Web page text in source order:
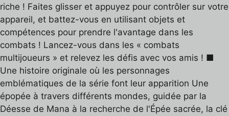
riche ! Faites glisser et appuyez pour contrôler sur votre
appareil, et battez-vous en utilisant objets et
compétences pour prendre l'avantage dans les
combats ! Lancez-vous dans les « combats
multijoueurs » et relevez les défis avec vos amis ! ■
Une histoire originale où les personnages
emblématiques de la série font leur apparition Une
épopée à travers différents mondes, guidée par la
Déesse de Mana à la recherche de l'Épée sacrée, la clé